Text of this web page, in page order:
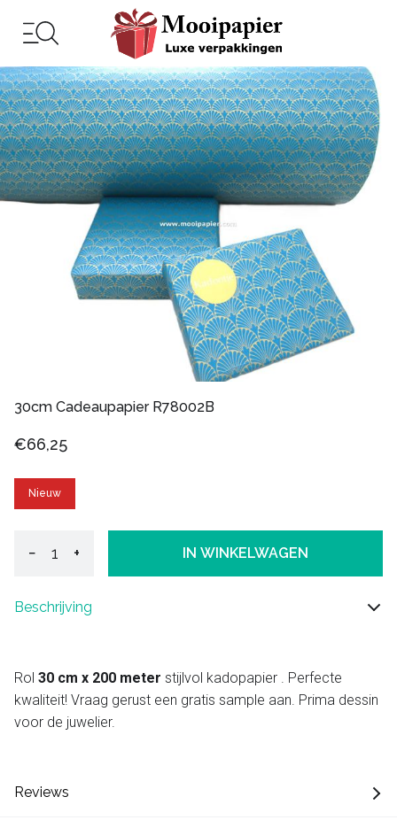
30cm Cadeaupapier R78002B
€66,25
Nieuw
− + IN WINKELWAGEN
Beschrijving
Rol 30 cm x 200 meter stijlvol kadopapier . Perfecte
kwaliteit! Vraag gerust een gratis sample aan. Prima dessin
voor de juwelier.
Reviews